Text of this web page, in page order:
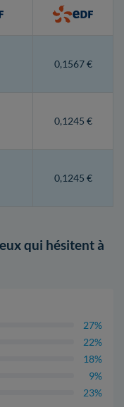
0,1567 €
0,1245 €
0,1245 €
qui hésitent à
27%
22%
18%
9%
23%